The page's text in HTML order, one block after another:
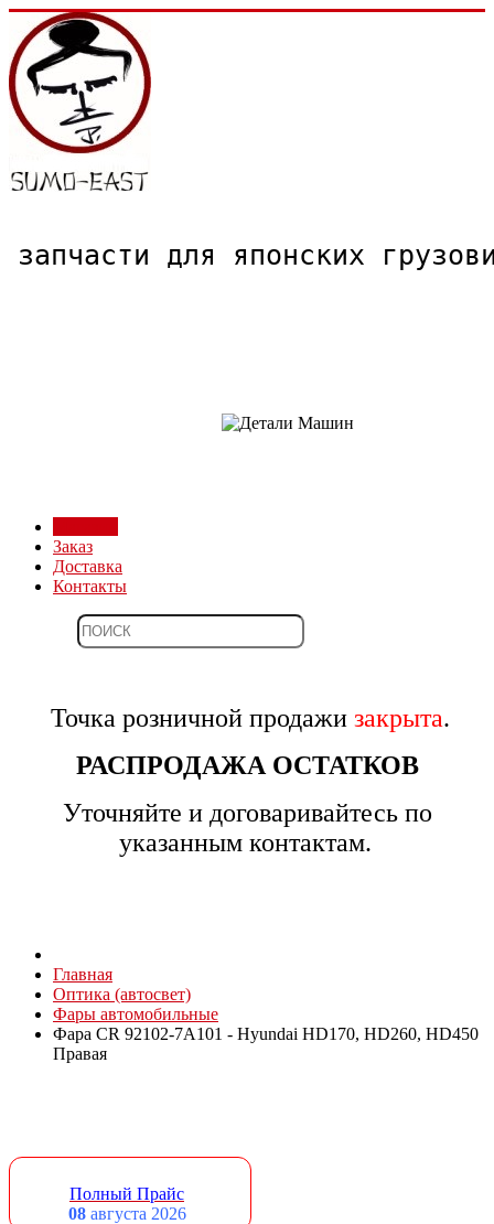
запчасти для японских
Заказ
Доставка
Контакты
Точка розничной продажи закрыта.
РАСПРОДАЖА ОСТАТКОВ
Уточняйте и договаривайтесь по
указанным контактам.
Главная
Оптика (автосвет)
Фары автомобильные
Фара CR 92102-7A101 - Hyundai HD170, HD260, HD450
Правая
Полный Прайс
08августа 2026